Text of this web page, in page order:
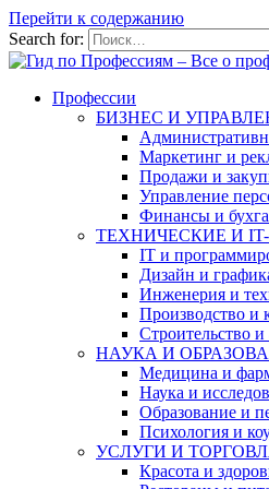
Перейти к содержанию
Search for:
Профессии
БИЗНЕС И
Маркетинг и
Продажи и
Управление
Финансы и
ТЕХНИЧЕСКИЕ И
IT и
Дизайн и
Инженерия и
Производство и
Строительство и
НАУКА И
Медицина и
Наука и
Образование и
Психология и
УСЛУГИ И
Красота и